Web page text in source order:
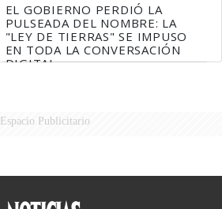
EL GOBIERNO PERDIÓ LA
PULSEADA DEL NOMBRE: LA
"LEY DE TIERRAS" SE IMPUSO
EN TODA LA CONVERSACIÓN
DIGITAL
Espacio Publicitario